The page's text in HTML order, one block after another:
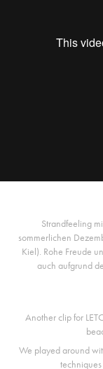
Strandfeeling
sommerlichen
Kiel). Rohe Freude
auch aufgrund
Another clip for
We played around